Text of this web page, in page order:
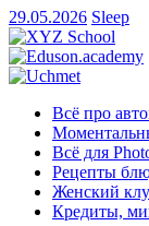
29.05.2026 Sleep
Всё про
Всё для
Рецепты
Женский
Кредиты,